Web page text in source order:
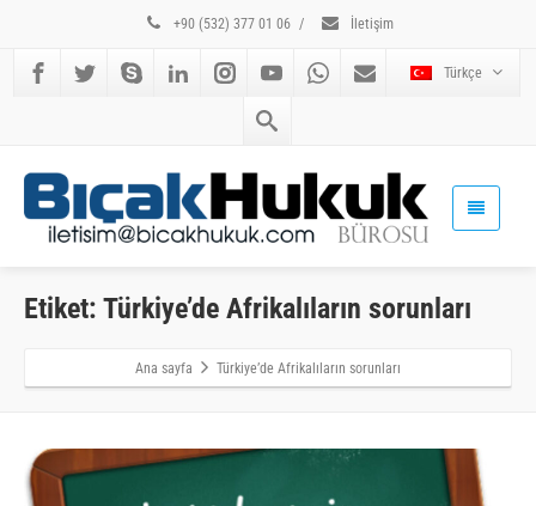
+90 (532) 377 01 06 / İletişim
Türkçe
Etiket: Türkiye’de Afrikalıların sorunları
Ana sayfa Türkiye’de Afrikalıların sorunları